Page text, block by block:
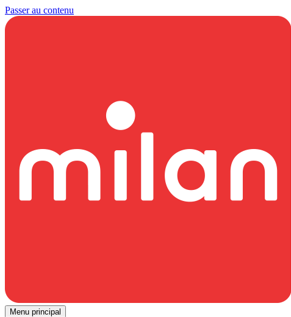
Passer au contenu
Menu principal